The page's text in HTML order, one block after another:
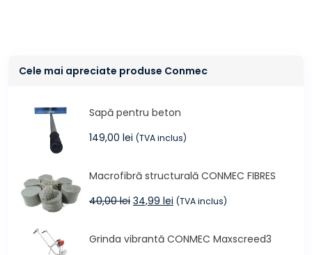
Cele mai apreciate produse Conmec
Sapă pentru beton
149,00 lei (TVA inclus)
Macrofibră structurală CONMEC FIBRES
40,00lei Prețul
fost:
34,99 lei Prețul
34,99 lei.
(TVA inclus)
Grinda vibrantă CONMEC Maxscreed3